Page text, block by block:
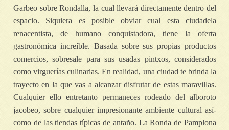
Garbeo sobre Rondalla, la cual llevará directamente dentro del
espacio. Siquiera es posible obviar cual esta ciudadela
renacentista, de humano conquistadora, tiene la oferta
gastronómica increíble. Basada sobre sus propias productos
comercios, sobresale para sus usadas pintxos, considerados
como virguerías culinarias. En realidad, una ciudad te brinda la
trayecto en la que vas a alcanzar disfrutar de estas maravillas.
Cualquier ello entretanto permaneces rodeado del alboroto
jacobeo, sobre cualquier impresionante ambiente cultural así­
como de las tiendas típicas de antaño. La Ronda de Pamplona